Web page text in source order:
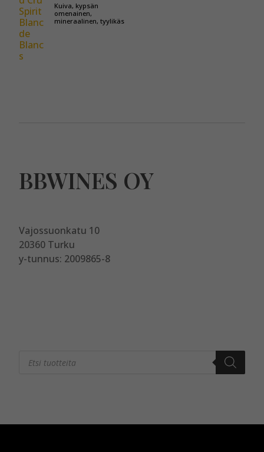
Kuiva, kypsän
omenainen,
mineraalinen, tyylikäs
BBWINES OY
Vajossuonkatu 10
20360 Turku
y-tunnus: 2009865-8
search